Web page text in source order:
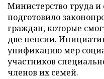
Министерство труда
подготовило
граждан, которые
две пенсии.
унификацию мер
участников
членов их семей.